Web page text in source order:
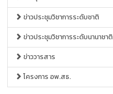
ข่าวประชุมวิชาการระดับชาติ
ข่าวประชุมวิชาการระดับนานาชาติ
ข่าววารสาร
โครงการ อพ.สธ.